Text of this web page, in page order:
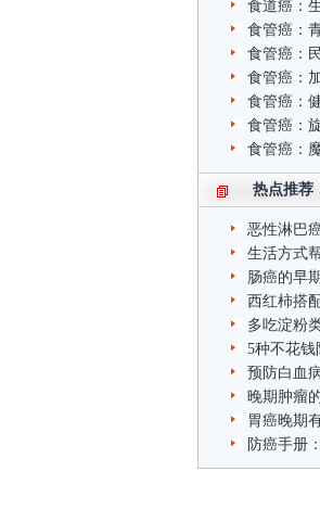
食道癌：
食管癌：
食管癌：
食管癌：
食管癌：
食管癌：
食管癌：
热点推荐
恶性淋巴
生活方式
肠癌的早
西红柿搭
多吃淀粉
5种不花钱
预防白血
晚期肿瘤
胃癌晚期
防癌手册